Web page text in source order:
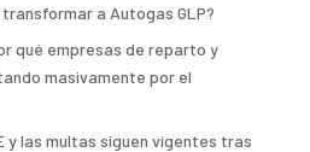
a Autogas GLP?
qué empresas de reparto y
masivamente por el
y las multas siguen vigentes tras